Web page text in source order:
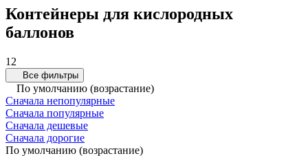
Контейнеры для кислородных
баллонов
12
Все фильтры
По умолчанию (возрастание)
Сначала непопулярные
Сначала популярные
Сначала дешевые
Сначала дорогие
По умолчанию (возрастание)